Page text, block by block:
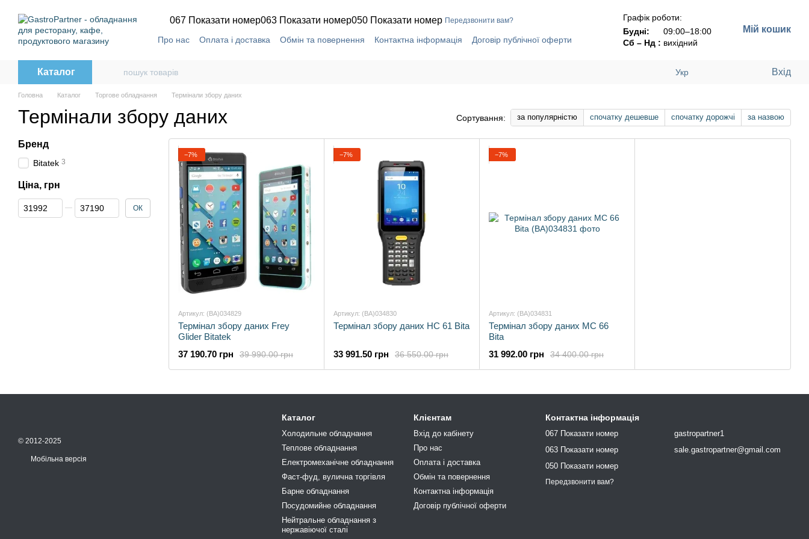
067 Показати номер063 Показати номер050 Показати номер Передзвонити вам?
Про нас Оплата і доставка Обмін та повернення Контактна інформація Договір публічної оферти
Графік роботи:
Будні:
09:00–18:00
Сб – Нд : вихідний
Мій кошик
Каталог Укр Вхід
Головна Каталог Торгове обладнання Термінали збору даних
Термінали збору даних Сортування: за популярністю спочатку дешевше спочатку дорожчі за назвою
−7%
Артикул: (BA)034829
Термінал збору даних Frey
Glider Bitatek
39 990.00 грн
37 190.70 грн
−7%
Артикул: (BA)034830
Термінал збору даних HC 61 Bita
36 550.00 грн
33 991.50 грн
−7%
Артикул: (BA)034831
Термінал збору даних MC 66
Bita
34 400.00 грн
31 992.00 грн
Бренд
Bitatek 3
Ціна, грн
Від Ціна, грн
До Ціна, грн ОК
© 2012-2025
Мобільна версія
Каталог
Холодильне обладнання
Теплове обладнання
Електромеханічне обладнання
Фаст-фуд, вулична торгівля
Барне обладнання
Посудомийне обладнання
Нейтральне обладнання з
нержавіючої сталі
Клієнтам
Вхід до кабінету
Про нас
Оплата і доставка
Обмін та повернення
Контактна інформація
Договір публічної оферти
Контактна інформація
067 Показати номер
063 Показати номер
050 Показати номер
Передзвонити вам?
gastropartner1
sale.gastropartner@gmail.com